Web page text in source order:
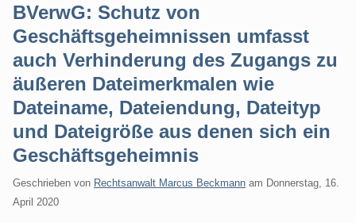
BVerwG: Schutz von
Geschäftsgeheimnissen umfasst
auch Verhinderung des Zugangs zu
äußeren Dateimerkmalen wie
Dateiname, Dateiendung, Dateityp
und Dateigröße aus denen sich ein
Geschäftsgeheimnis
Geschrieben von Rechtsanwalt Marcus Beckmann am Donnerstag, 16.
April 2020